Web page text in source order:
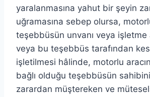
yaralanmasına yahut bir şeyin
uğramasına sebep olursa,
teşebbüsün unvanı veya işletme
veya bu teşebbüs tarafından
işletilmesi hâlinde, motorlu
bağlı olduğu teşebbüsün
zarardan müştereken ve